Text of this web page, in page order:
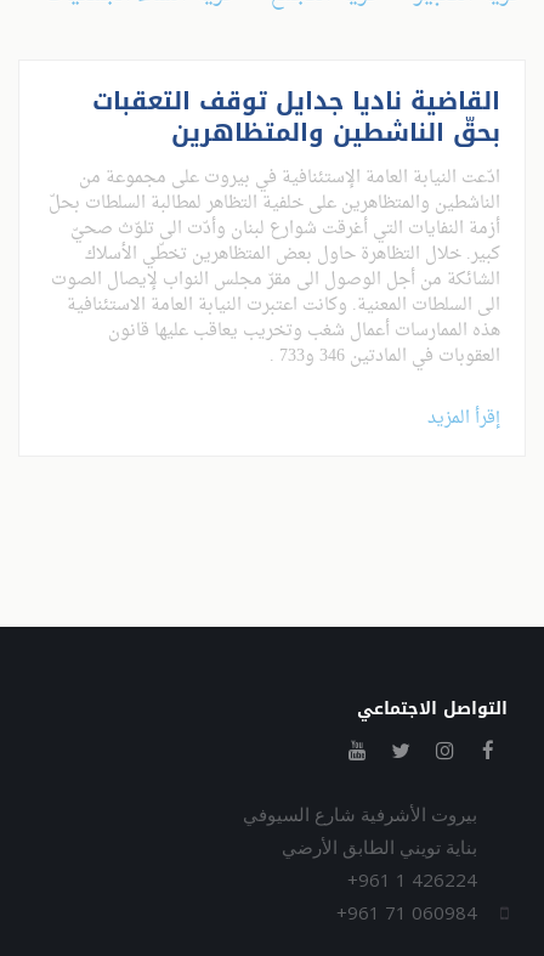
القاضية ناديا جدايل توقف التعقبات
بحقّ الناشطين والمتظاهرين
ادّعت النيابة العامة الإستئنافية في بيروت على مجموعة من
الناشطين والمتظاهرين على خلفية التظاهر لمطالبة السلطات بحلّ
أزمة النفايات التي أغرقت شوارع لبنان وأدّت الى تلوّث صحيّ
كبير. خلال التظاهرة حاول بعض المتظاهرين تخطّي الأسلاك
الشائكة من أجل الوصول الى مقرّ مجلس النواب لإيصال الصوت
الى السلطات المعنية. وكانت اعتبرت النيابة العامة الاستئنافية
هذه الممارسات أعمال شغب وتخريب يعاقب عليها قانون
العقوبات في المادتين 346 و733 .
إقرأ المزيد
التواصل الاجتماعي
بيروت الأشرفية شارع السيوفي
بناية تويني الطابق الأرضي
+961 1 426224
+961 71 060984